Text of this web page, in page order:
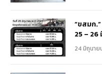
“ขสมก
25 – 26
24 มิถุนา